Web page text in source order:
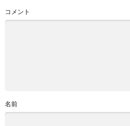
コメント
名前